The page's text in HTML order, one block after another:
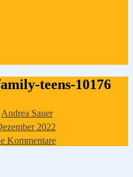
teens-10176
Andrea Sauer
2022
Kommentarezu
malaysia-